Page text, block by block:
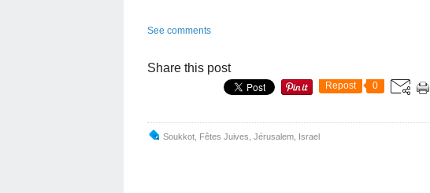
See comments
Share this post
Repost 0
Soukkot Fêtes Juives Jérusalem Israel